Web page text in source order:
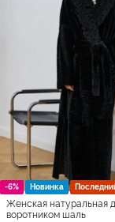
-6% Новинка
Женская натуральная
воротником шаль